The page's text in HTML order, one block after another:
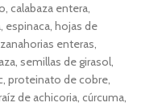
calabaza entera,
espinaca, hojas de
enteras,
semillas de girasol,
proteinato de cobre,
de achicoria, cúrcuma,